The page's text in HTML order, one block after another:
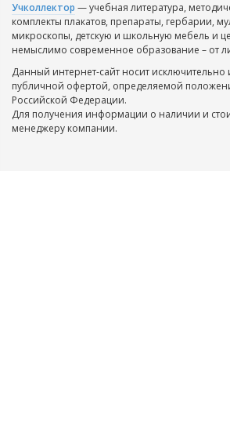
Учколлектор — учебная литература,
комплекты плакатов, препараты, гербарии,
микроскопы, детскую и школьную мебель и
немыслимо современное образование – от
Данный интернет-сайт носит
публичной офертой, определяемой
Российской Федерации.
Для получения информации о наличии и
менеджеру компании.